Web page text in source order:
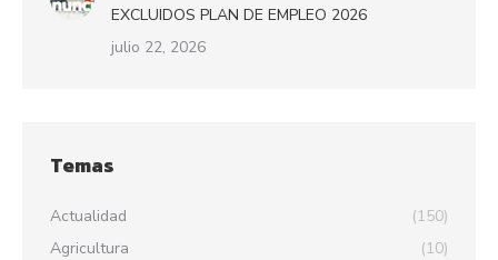
EXCLUIDOS PLAN DE EMPLEO 2026
julio 22, 2026
Temas
Actualidad
(150)
Agricultura
(10)